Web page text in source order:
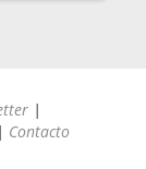
|
| Contacto